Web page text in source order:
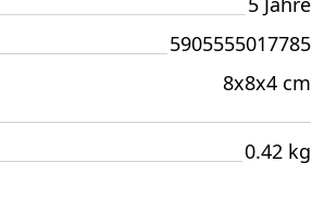
5905555017785
8x8x4 cm
0.42 kg